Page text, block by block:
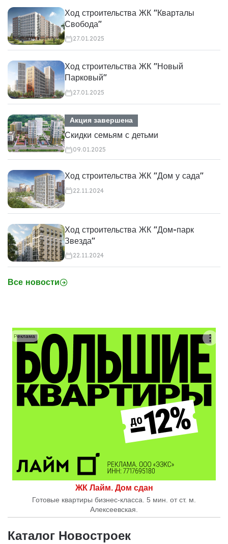
Ход строительства ЖК "Кварталы
Свобода"
27.01.2025
Ход строительства ЖК "Новый
Парковый"
27.01.2025
Акция завершена
Скидки семьям с детьми
09.01.2025
Ход строительства ЖК "Дом у сада"
22.11.2024
Ход строительства ЖК "Дом-парк
Звезда"
22.11.2024
Все новости
ЖК Лайм. Дом сдан
Готовые квартиры бизнес-класса. 5 мин. от ст. м.
Алексеевская.
Реклама
Каталог Новостроек